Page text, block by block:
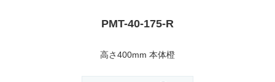
PMT-40-175-R
高さ400mm 本体橙